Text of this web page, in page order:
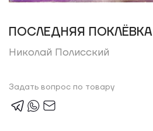
ПОСЛЕДНЯЯ ПОКЛЁВКА
Николай Полисский
Задать вопрос по товару